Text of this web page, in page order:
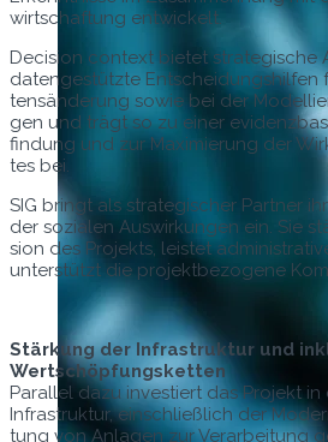
wirtschaf­tung entwickelt.
Deci­sion con­text bietet strate­gis­che
datengestützte Entschei­dung­shil­fen
tensän­derung sowie bei der
gen und trägt so zu ein­er
find­ung und zur Max­imierung der
tes bei.
SIG bringt als strate­gis­ch­er Part­ner
der sozialen Auswirkun­gen ein. Sie
sion des Pro­jek­ts, leis­tet
unter­stützt die pro­jek­t­be­zo­gene
Stärkung der Infra­struk­tur und
Wertschöpfungsketten
Par­al­lel dazu investiert das Pro­jekt
Infra­struk­tur, ein­schließlich der
tung von Anla­gen zur Ver­ar­beitung